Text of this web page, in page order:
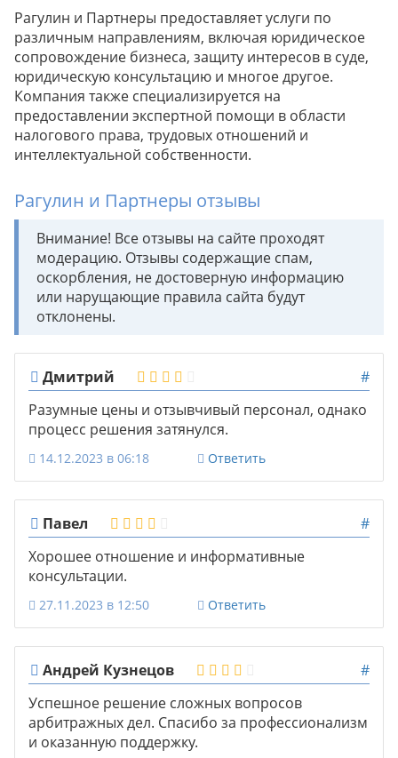
Рагулин и Партнеры предоставляет услуги по
различным направлениям, включая юридическое
сопровождение бизнеса, защиту интересов в суде,
юридическую консультацию и многое другое.
Компания также специализируется на
предоставлении экспертной помощи в области
налогового права, трудовых отношений и
интеллектуальной собственности.
Рагулин и Партнеры отзывы
Внимание! Все отзывы на сайте проходят
модерацию. Отзывы содержащие спам,
оскорбления, не достоверную информацию
или нарущающие правила сайта будут
отклонены.
Дмитрий
#
Разумные цены и отзывчивый персонал, однако
процесс решения затянулся.
14.12.2023 в 06:18 Ответить
Павел
#
Хорошее отношение и информативные
консультации.
27.11.2023 в 12:50 Ответить
Андрей Кузнецов
#
Успешное решение сложных вопросов
арбитражных дел. Спасибо за профессионализм
и оказанную поддержку.